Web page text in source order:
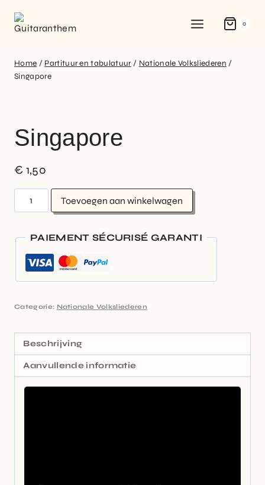
0
Home / Partituur en tabulatuur / Nationale Volksliederen /
Singapore
Singapore
€ 1,50
Toevoegen aan winkelwagen
PAIEMENT SÉCURISÉ GARANTI
Categorie: Nationale Volksliederen
Beschrijving
Aanvullende informatie